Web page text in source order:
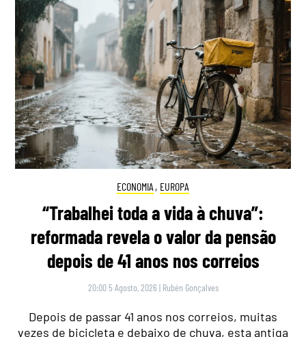
ECONOMIA , EUROPA
“Trabalhei toda a vida à chuva”:
reformada revela o valor da pensão
depois de 41 anos nos correios
20:00 5 Agosto, 2026 | Rubén Gonçalves
Depois de passar 41 anos nos correios, muitas
vezes de bicicleta e debaixo de chuva, esta antiga